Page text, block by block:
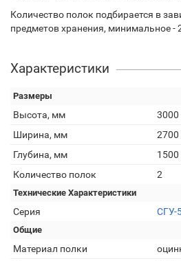
Количество полок подбирается в
предметов хранения, минимальное -
Характеристики
Размеры
Высота, мм
3000
Ширина, мм
2700
Глубина, мм
1500
Количество полок
2
Технические Характеристики
Серия СГУ-
Общие
Материал полки